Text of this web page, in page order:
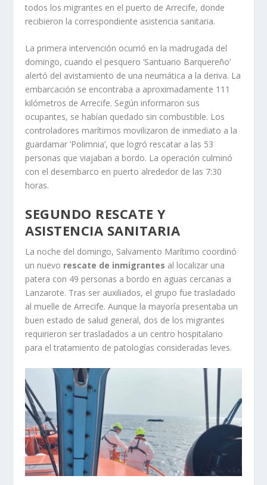
todos los migrantes en el puerto de Arrecife, donde
recibieron la correspondiente asistencia sanitaria.
La primera intervención ocurrió en la madrugada del
domingo, cuando el pesquero ‘Santuario Barquereño’
alertó del avistamiento de una neumática a la deriva. La
embarcación se encontraba a aproximadamente 111
kilómetros de Arrecife. Según informaron sus
ocupantes, se habían quedado sin combustible. Los
controladores marítimos movilizaron de inmediato a la
guardamar ‘Polimnia’, que logró rescatar a las 53
personas que viajaban a bordo. La operación culminó
con el desembarco en puerto alrededor de las 7:30
horas.
SEGUNDO RESCATE Y
ASISTENCIA SANITARIA
La noche del domingo, Salvamento Marítimo coordinó
un nuevo rescate de inmigrantes al localizar una
patera con 49 personas a bordo en aguas cercanas a
Lanzarote. Tras ser auxiliados, el grupo fue trasladado
al muelle de Arrecife. Aunque la mayoría presentaba un
buen estado de salud general, dos de los migrantes
requirieron ser trasladados a un centro hospitalario
para el tratamiento de patologías consideradas leves.